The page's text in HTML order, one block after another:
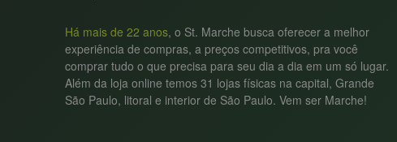
Há mais de 22 anos, o St. Marche busca oferecer a melhor
experiência de compras, a preços competitivos, pra você
comprar tudo o que precisa para seu dia a dia em um só lugar.
Além da loja online temos 31 lojas físicas na capital, Grande
São Paulo, litoral e interior de São Paulo. Vem ser Marche!